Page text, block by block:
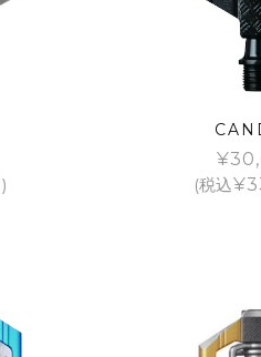
)
¥
(税込¥